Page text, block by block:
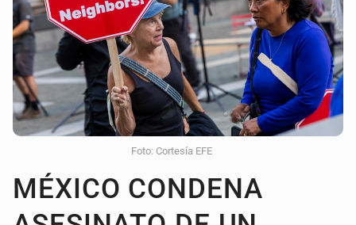
Foto: Cortesía EFE
MÉXICO CONDENA